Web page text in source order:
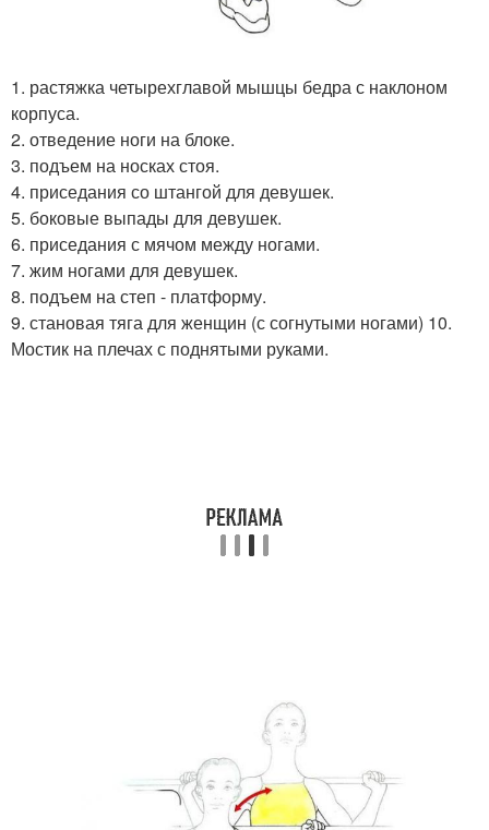
1. растяжка четырехглавой мышцы бедра с наклоном
корпуса.
2. отведение ноги на блоке.
3. подъем на носках стоя.
4. приседания со штангой для девушек.
5. боковые выпады для девушек.
6. приседания с мячом между ногами.
7. жим ногами для девушек.
8. подъем на степ - платформу.
9. становая тяга для женщин (с согнутыми ногами) 10.
Мостик на плечах с поднятыми руками.